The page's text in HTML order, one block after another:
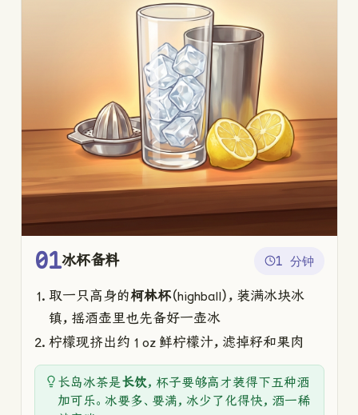
01冰杯备料 1 分钟
取一只高身的柯林杯（highball），装满冰块冰
镇，摇酒壶里也先备好一壶冰
柠檬现挤出约 1 oz 鲜柠檬汁，滤掉籽和果肉
长岛冰茶是长饮，杯子要够高才装得下五种酒
加可乐。冰要多、要满，冰少了化得快，酒一稀